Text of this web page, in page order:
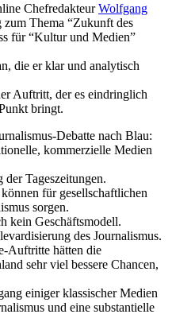
ChefredakteurWolfgang
zum Thema “Zukunft des
für “Kultur und Medien”
die er klar und analytisch
Auftritt, der es eindringlich
bringt.
Debatte nach Blau:
kommerzielle Medien
Tageszeitungen.
für gesellschaftlichen
sorgen.
kein Geschäftsmodell.
des Journalismus.
Auftritte hätten die
sehr viel bessere Chancen,
einiger klassischer Medien
und eine substantielle